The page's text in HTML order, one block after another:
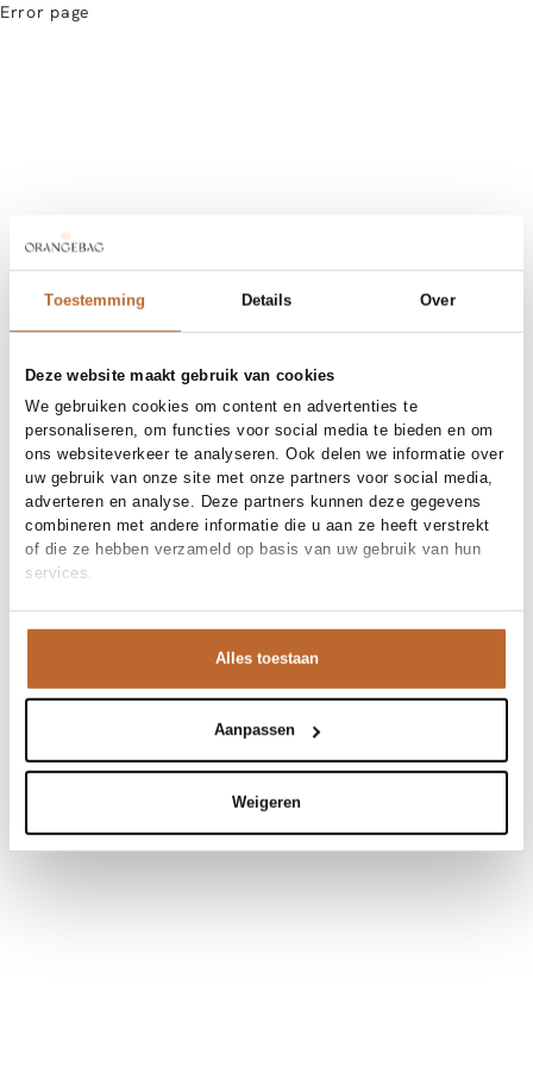
Toestemming Details Over
Deze website maakt gebruik van cookies
We gebruiken cookies om content en advertenties te
personaliseren, om functies voor social media te bieden en om
ons websiteverkeer te analyseren. Ook delen we informatie over
uw gebruik van onze site met onze partners voor social media,
adverteren en analyse. Deze partners kunnen deze gegevens
combineren met andere informatie die u aan ze heeft verstrekt
of die ze hebben verzameld op basis van uw gebruik van hun
services.
Alles toestaan
Aanpassen
Weigeren
Error page